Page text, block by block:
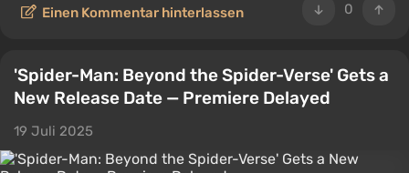
0
Einen Kommentar hinterlassen
'Spider-Man: Beyond the Spider-Verse' Gets a
New Release Date — Premiere Delayed
19 Juli 2025